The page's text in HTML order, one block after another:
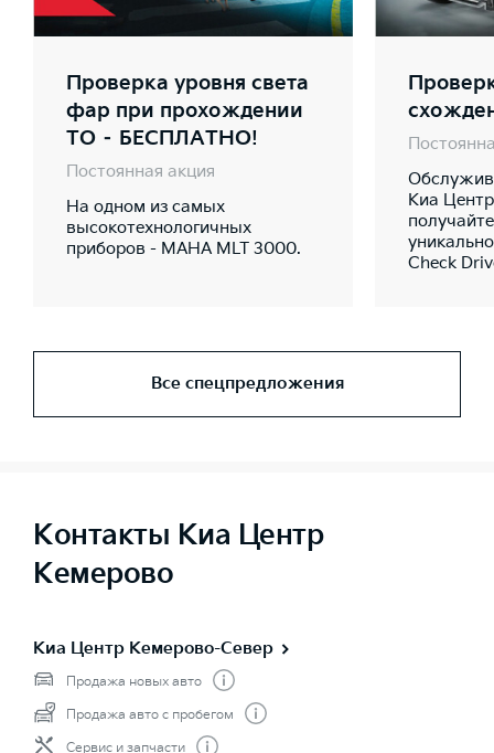
Проверка уровня света
фар при прохождении
ТО – БЕСПЛАТНО!
Постоянная акция
На одном из самых
высокотехнологичных
приборов - MAHA MLT 3000.
Киа
Check
Все спецпредложения
Контакты Киа Центр
Кемерово
Киа Центр Кемерово-Север
Продажа новых авто
Продажа авто с пробегом
Сервис и запчасти